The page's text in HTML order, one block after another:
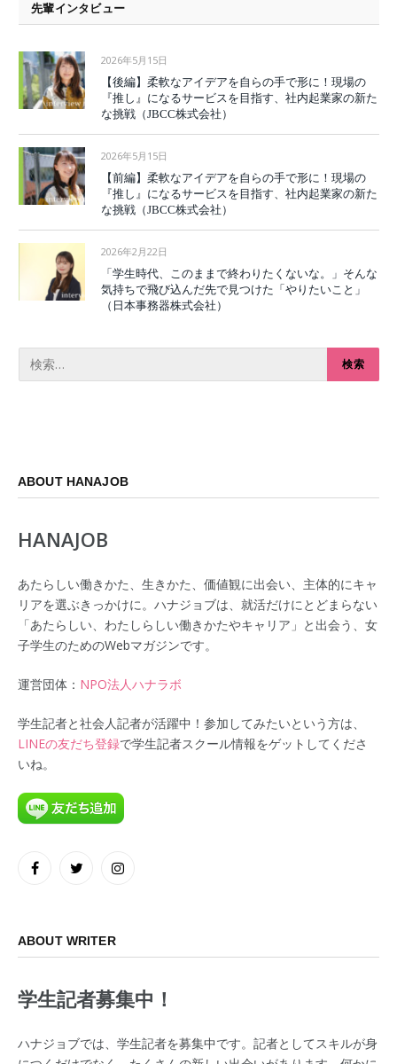
先輩インタビュー
2026年5月15日
【後編】柔軟なアイデアを自らの手で形に！現場の
『推し』になるサービスを目指す、社内起業家の新た
な挑戦（JBCC株式会社）
2026年5月15日
【前編】柔軟なアイデアを自らの手で形に！現場の
『推し』になるサービスを目指す、社内起業家の新た
な挑戦（JBCC株式会社）
2026年2月22日
「学生時代、このままで終わりたくないな。」そんな
気持ちで飛び込んだ先で見つけた「やりたいこと」
（日本事務器株式会社）
ABOUT HANAJOB
HANAJOB
あたらしい働きかた、生きかた、価値観に出会い、主体的にキャ
リアを選ぶきっかけに。ハナジョブは、就活だけにとどまらない
「あたらしい、わたしらしい働きかたやキャリア」と出会う、女
子学生のためのWebマガジンです。
運営団体： NPO法人ハナラボ
学生記者と社会人記者が活躍中！参加してみたいという方は、
LINEの友だち登録で学生記者スクール情報をゲットしてくださ
いね。
FacebookTwitter Instagram
ABOUT WRITER
学生記者募集中！
ハナジョブでは、学生記者を募集中です。記者としてスキルが身